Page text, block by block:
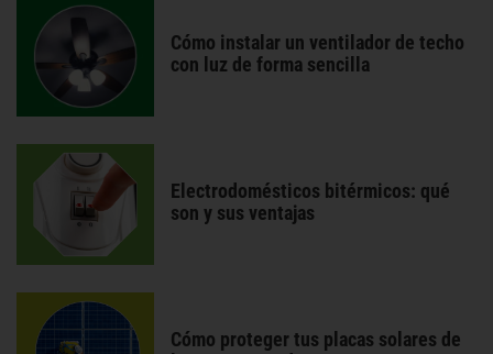
Cómo instalar un ventilador de techo
con luz de forma sencilla
Electrodomésticos bitérmicos: qué
son y sus ventajas
Cómo proteger tus placas solares de